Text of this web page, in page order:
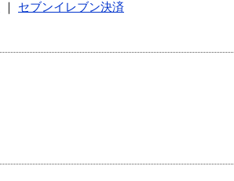
セブンイレブン決済